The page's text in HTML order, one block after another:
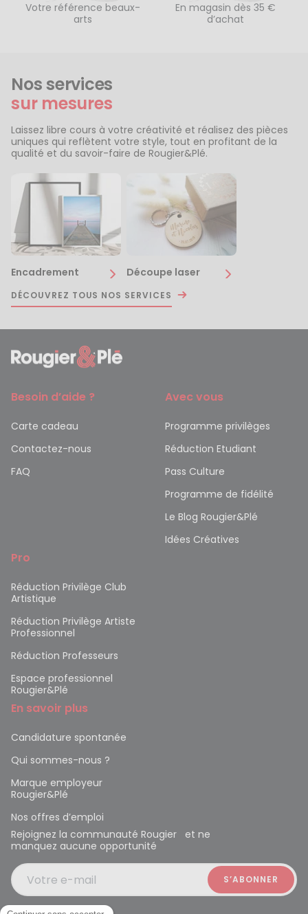
Votre référence beaux-
arts
En magasin dès 35 €
d’achat
Nos services
sur mesures
Laissez libre cours à votre créativité et réalisez des pièces
uniques qui reflètent votre style, tout en profitant de la
qualité et du savoir-faire de Rougier&Plé.
Encadrement Découpe laser
DÉCOUVREZ TOUS NOS SERVICES
Besoin d’aide ?
Carte cadeau
Contactez-nous
FAQ
Avec vous
Programme privilèges
Réduction Etudiant
Pass Culture
Programme de fidélité
Le Blog Rougier&Plé
Idées Créatives
Pro
Réduction Privilège Club
Artistique
Réduction Privilège Artiste
Professionnel
Réduction Professeurs
Espace professionnel
Rougier&Plé
En savoir plus
Candidature spontanée
Qui sommes-nous ?
Marque employeur
Rougier&Plé
Nos offres d’emploi
Rejoignez la communauté Rougier et ne
manquez aucune opportunité
Votre e-mail